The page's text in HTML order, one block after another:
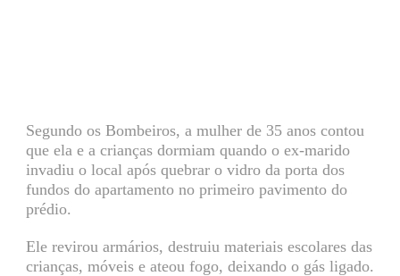
Segundo os Bombeiros, a mulher de 35 anos contou
que ela e a crianças dormiam quando o ex-marido
invadiu o local após quebrar o vidro da porta dos
fundos do apartamento no primeiro pavimento do
prédio.
Ele revirou armários, destruiu materiais escolares das
crianças, móveis e ateou fogo, deixando o gás ligado.